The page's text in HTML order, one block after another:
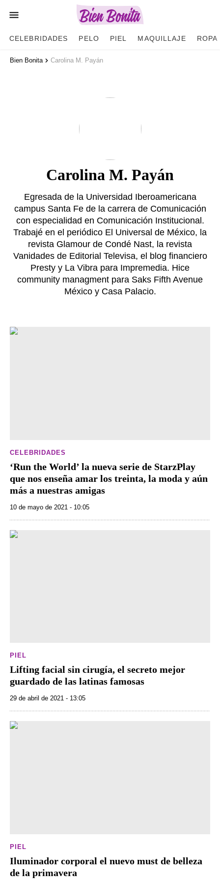
CELEBRIDADES PELO PIEL MAQUILLAJE ROPA
Bien Bonita Carolina M. Payán
Carolina M. Payán
Egresada de la Universidad Iberoamericana
campus Santa Fe de la carrera de Comunicación
con especialidad en Comunicación Institucional.
Trabajé en el periódico El Universal de México, la
revista Glamour de Condé Nast, la revista
Vanidades de Editorial Televisa, el blog financiero
Presty y La Vibra para Impremedia. Hice
community managment para Saks Fifth Avenue
México y Casa Palacio.
CELEBRIDADES
‘Run the World’ la nueva serie de StarzPlay
que nos enseña amar los treinta, la moda y aún
más a nuestras amigas
10 de mayo de 2021 - 10:05
PIEL
Lifting facial sin cirugía, el secreto mejor
guardado de las latinas famosas
29 de abril de 2021 - 13:05
PIEL
Iluminador corporal el nuevo must de belleza
de la primavera